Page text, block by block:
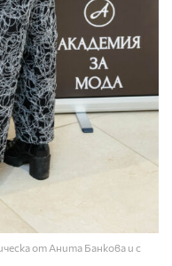
от Анита Банкова и с